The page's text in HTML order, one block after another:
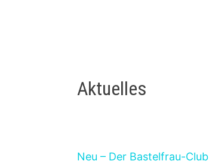
Aktuelles
Neu – Der Bastelfrau-Club